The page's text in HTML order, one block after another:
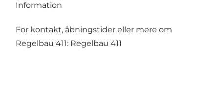
Information
For kontakt, åbningstider eller mere om
Regelbau 411: Regelbau 411